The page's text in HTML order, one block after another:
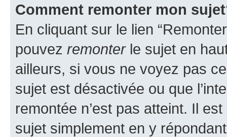
Comment remonter mon
En cliquant sur le lien
pouvez remonterle sujet en
ailleurs, si vous ne voyez pas
sujet est désactivée ou que
remontée n’est pas atteint. Il
sujet simplement en y